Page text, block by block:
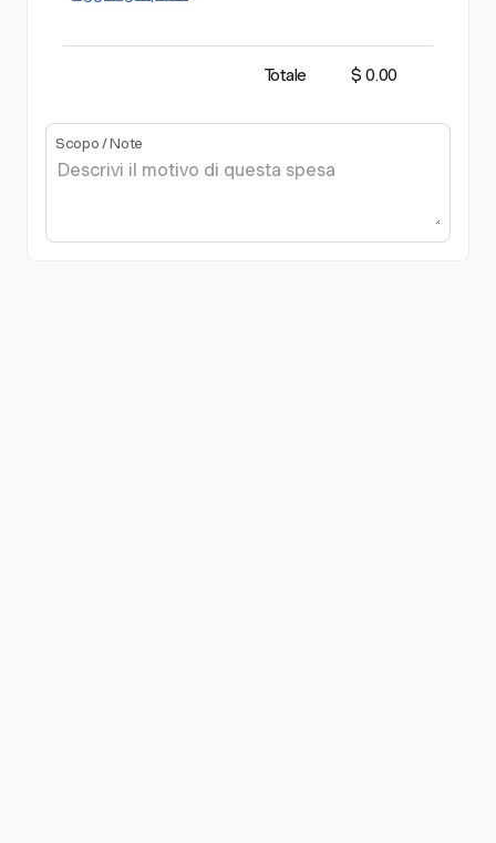
Totale $ 0.00
Scopo / Note